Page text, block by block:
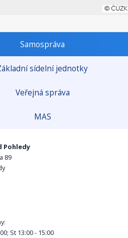
Samospráva
sídelní jednotky
Veřejná správa
MAS
Pohledy
89
St 13:00 - 15:00